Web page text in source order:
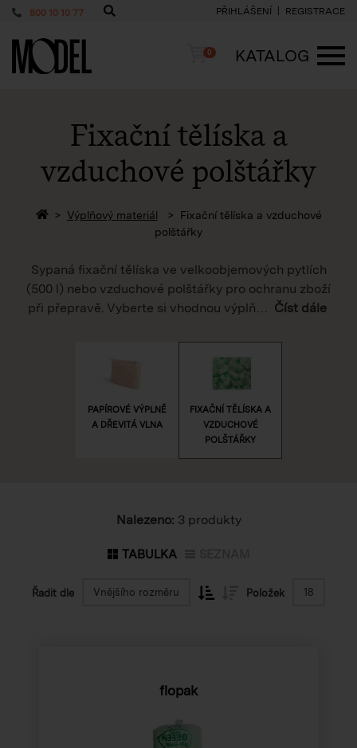
800 10 10 77 PŘIHLÁŠENÍ REGISTRACE
PackShop Košík
0
KATALOG
Fixační tělíska a
vzduchové polštářky
Zpět na homepage
Výplňový materiál
Fixační tělíska a vzduchové
polštářky
Sypaná fixační tělíska ve velkoobjemových pytlích
(500 l) nebo vzduchové polštářky pro ochranu zboží
při přepravě. Vyberte si vhodnou výplň
Číst dále
PAPÍROVÉ VÝPLNĚ
A DŘEVITÁ VLNA
FIXAČNÍ TĚLÍSKA A
VZDUCHOVÉ
POLŠTÁŘKY
Nalezeno: 3 produkty
TABULKA
Řadit dle Vnějšího rozměru Položek 18
flopak